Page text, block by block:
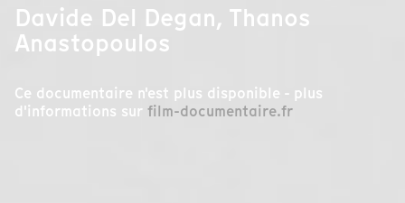
Davide Del Degan, Thanos
Anastopoulos
Ce documentaire n'est plus disponible - plus
d'informations sur film-documentaire.fr